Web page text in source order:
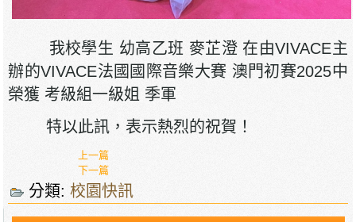
我校學生 幼高乙班 麥芷澄 在由VIVACE主
辦的VIVACE法國國際音樂大賽 澳門初賽2025中
榮獲 考級組一級姐 季軍
特以此訊，表示熱烈的祝賀！
上一篇
下一篇
分類:校園快訊